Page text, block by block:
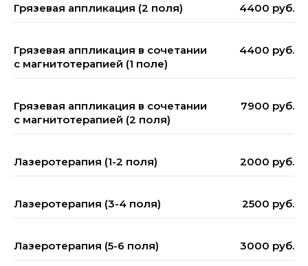
Грязевая аппликация (2 поля) 4400 руб.
Грязевая аппликация в сочетании
с магнитотерапией (1 поле)
4400 руб.
Грязевая аппликация в сочетании
с магнитотерапией (2 поля)
7900 руб.
Лазеротерапия (1-2 поля) 2000 руб.
Лазеротерапия (3-4 поля) 2500 руб.
Лазеротерапия (5-6 поля) 3000 руб.